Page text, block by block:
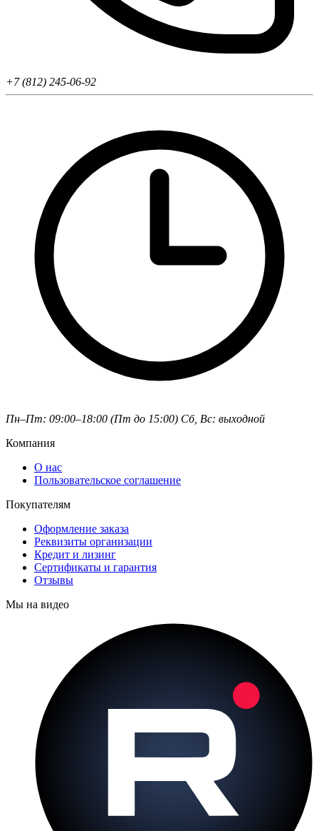
+7 (812) 245-06-92
Пн–Пт: 09:00–18:00 (Пт до 15:00) Сб, Вс: выходной
Компания
О нас
Пользовательское соглашение
Покупателям
Оформление заказа
Реквизиты организации
Кредит и лизинг
Сертификаты и гарантия
Отзывы
Мы на видео